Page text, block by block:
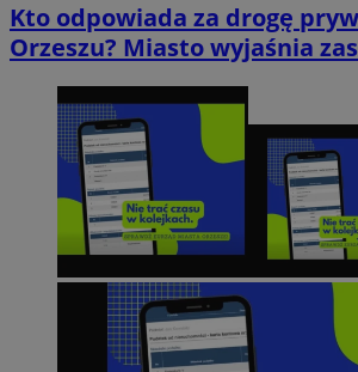
Kto odpowiada za drogę
Orzeszu? Miasto wyjaśnia